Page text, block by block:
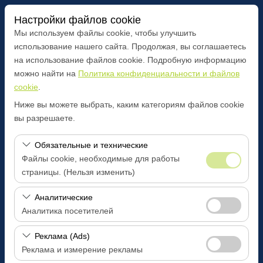
Настройки файлов cookie
Мы используем файлы cookie, чтобы улучшить
использование нашего сайта. Продолжая, вы соглашаетесь
на использование файлов cookie. Подробную информацию
можно найти на Политика конфиденциальности и файлов
cookie
Ниже вы можете выбрать, каким категориям файлов cookie
вы разрешаете.
Обязательные и технические
Файлы cookie, необходимые для работы
страницы. (Нельзя изменить)
Эти файлы cookie необходимы для корректной
работы сайта, безопасности, управления сеансами и
базовых функций. Их нельзя отключить.
Аналитические
Аналитика посетителей
Эти файлы cookie позволяют нам анализировать, как
используется наш сайт (количество посетителей,
самые посещаемые страницы, поведение
Реклама (Ads)
Реклама и измерение рекламы
Чувствительный элемент
Bilecik Главный офис
Указать другое место возврата машины
09:00